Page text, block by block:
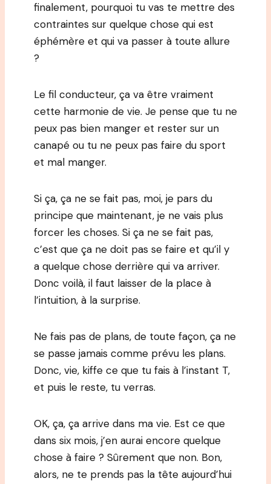
finalement, pourquoi tu vas te mettre des
contraintes sur quelque chose qui est
éphémère et qui va passer à toute allure
?
Le fil conducteur, ça va être vraiment
cette harmonie de vie. Je pense que tu ne
peux pas bien manger et rester sur un
canapé ou tu ne peux pas faire du sport
et mal manger.
Si ça, ça ne se fait pas, moi, je pars du
principe que maintenant, je ne vais plus
forcer les choses. Si ça ne se fait pas,
c’est que ça ne doit pas se faire et qu’il y
a quelque chose derrière qui va arriver.
Donc voilà, il faut laisser de la place à
l’intuition, à la surprise.
Ne fais pas de plans, de toute façon, ça ne
se passe jamais comme prévu les plans.
Donc, vie, kiffe ce que tu fais à l’instant T,
et puis le reste, tu verras.
OK, ça, ça arrive dans ma vie. Est ce que
dans six mois, j’en aurai encore quelque
chose à faire ? Sûrement que non. Bon,
alors, ne te prends pas la tête aujourd’hui